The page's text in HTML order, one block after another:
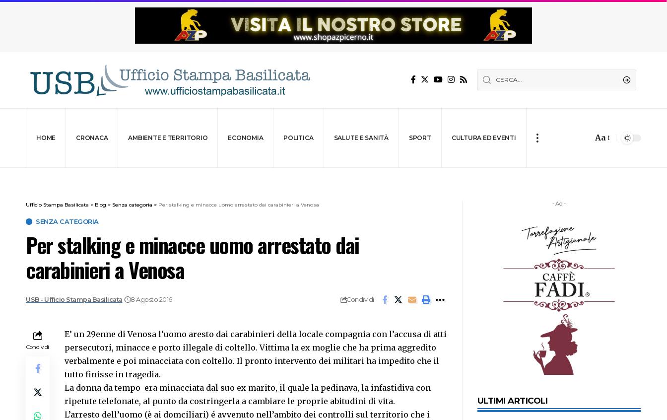
HOME CRONACA AMBIENTE E TERRITORIO ECONOMIA POLITICA SALUTE E SANITÀ SPORT CULTURA ED EVENTI Aa
Ufficio Stampa Basilicata > Blog > Senza categoria > Per stalking e minacce uomo arrestato dai carabinieri a Venosa
SENZA CATEGORIA
Per stalking e minacce uomo arrestato dai
carabinieri a Venosa
USB - Ufficio Stampa Basilicata 8 Agosto 2016 Condividi
Condividi
E’ un 29enne di Venosa l’uomo aresto dai carabinieri della locale compagnia con l’accusa di atti
persecutori, minacce e porto illegale di coltello. Vittima la ex moglie che ha prima aggredito
verbalmente e poi minacciata con coltello. Il pronto intervento dei militari ha impedito che il
tutto finisse in tragedia.
La donna da tempo era minacciata dal suo ex marito, il quale la pedinava, la infastidiva con
ripetute telefonate, al punto da costringerla a cambiare le proprie abitudini di vita.
L’arresto dell’uomo (è ai domciliari) é avvenuto nell’ambito dei controlli sul territorio che i
- Ad -
ULTIMI ARTICOLI